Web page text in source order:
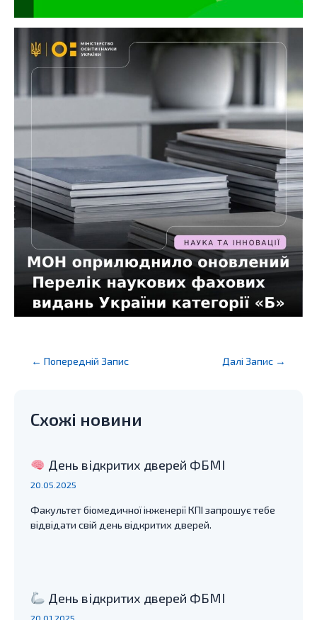
Post← Попередній Запис Далі Запис →
Схожі новини
День відкритих дверей ФБМІ
20.05.2025
Факультет біомедичної інженерії КПІ запрошує тебе
відвідати свій день відкритих дверей.
День відкритих дверей ФБМІ